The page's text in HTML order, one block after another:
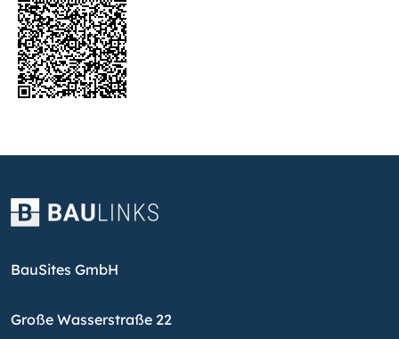
BauSites GmbH
Große Wasserstraße 22